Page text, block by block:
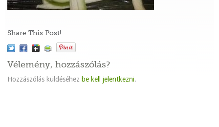
Share This Post!
Vélemény, hozzászólás?
Hozzászólás küldéséhez be kell jelentkezni.